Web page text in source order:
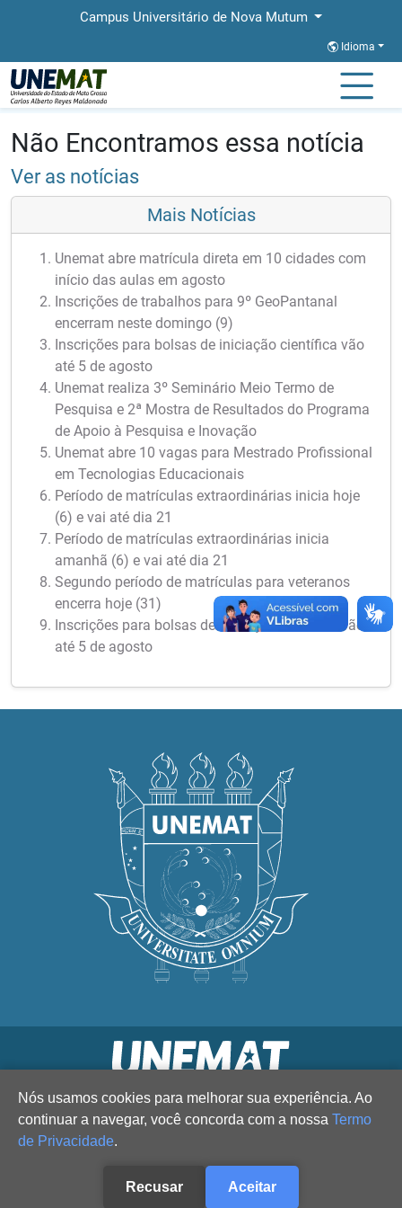
Campus Universitário de Nova Mutum
Idioma
Página Inicial
Não Encontramos essa notícia
Ver as notícias
Mais Notícias
Unemat abre matrícula direta em 10 cidades com
início das aulas em agosto
Inscrições de trabalhos para 9º GeoPantanal
encerram neste domingo (9)
Inscrições para bolsas de iniciação científica vão
até 5 de agosto
Unemat realiza 3º Seminário Meio Termo de
Pesquisa e 2ª Mostra de Resultados do Programa
de Apoio à Pesquisa e Inovação
Unemat abre 10 vagas para Mestrado Profissional
em Tecnologias Educacionais
Período de matrículas extraordinárias inicia hoje
(6) e vai até dia 21
Período de matrículas extraordinárias inicia
amanhã (6) e vai até dia 21
Segundo período de matrículas para veteranos
encerra hoje (31)
Inscrições para bolsas de iniciação científica vão
até 5 de agosto
Nós usamos cookies para melhorar sua experiência. Ao
continuar a navegar, você concorda com a nossa Termo
de Privacidade.
Recusar Aceitar